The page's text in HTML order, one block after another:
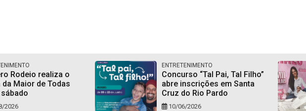
Rodeio realiza o
da Maior de Todas
2026
ENTRETENIMENTO
Concurso “Tal Pai, Tal Filho”
abre inscrições em Santa
Cruz do Rio Pardo
10/06/2026